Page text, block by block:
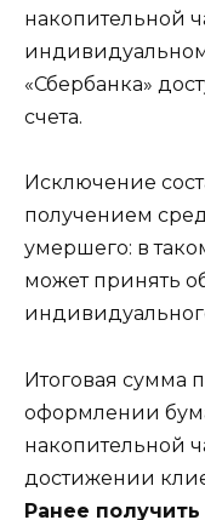
накопительной
«Сбербанка»
счета.
Исключение
получением
умершего: в
может принять
Итоговая сумма
оформлении
накопительной
достижении
Ранее